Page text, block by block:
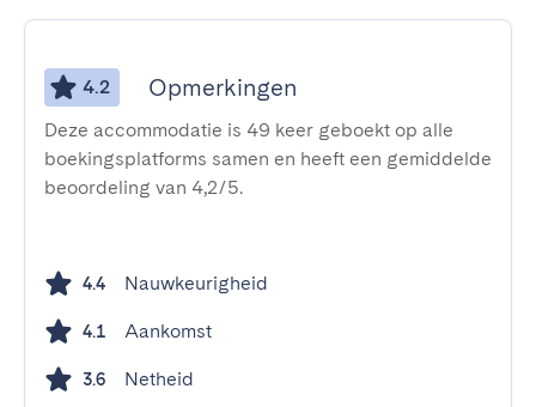
4.2 Opmerkingen
Deze accommodatie is 49 keer geboekt op alle
boekingsplatforms samen en heeft een gemiddelde
beoordeling van 4,2/5.
4.4 Nauwkeurigheid
4.1 Aankomst
3.6 Netheid